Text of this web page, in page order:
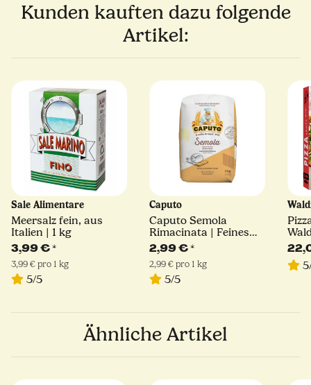
Kunden kauften dazu folgende
Artikel:
‎Sale Alimentare
Meersalz fein, aus
Italien | 1 kg
3,99 €*
3,99 € pro 1 kg
5/5
Caputo
Caputo Semola
Rimacinata | Feines
Hartweizengrieß | 1kg
2,99 €*
2,99 € pro 1 kg
5/5
Ähnliche Artikel